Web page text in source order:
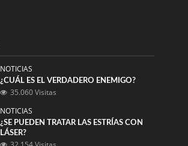
NOTICIAS
¿CUÁL ES EL VERDADERO ENEMIGO?
35.060 Visitas
NOTICIAS
¿SE PUEDEN TRATAR LAS ESTRÍAS CON
LÁSER?